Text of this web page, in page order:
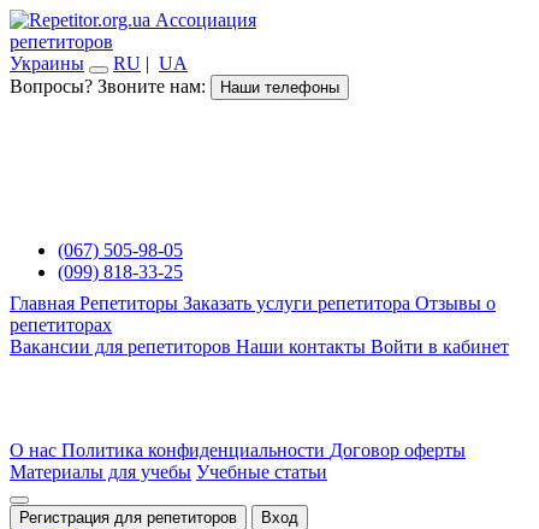
Ассоциация
репетиторов
Украины
RU | UA
Вопросы? Звоните нам:
Наши телефоны
(067) 505-98-05
(099) 818-33-25
Главная Репетиторы Заказать услуги репетитора Отзывы о
репетиторах
Вакансии для репетиторов Наши контакты Войти в кабинет
О нас Политика конфиденциальности Договор оферты
Материалы для учебы Учебные статьи
Регистрация для репетиторов Вход